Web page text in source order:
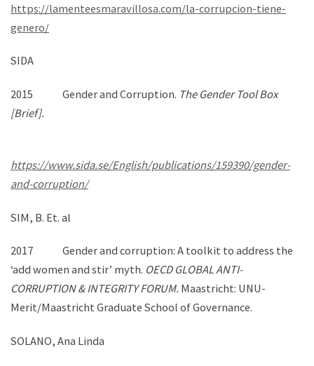
https://lamenteesmaravillosa.com/la-corrupcion-tiene-
genero/
SIDA
2015 Gender and Corruption. The Gender Tool Box
[Brief].
https://www.sida.se/English/publications/159390/gender-
and-corruption/
SIM, B. Et. al
2017 Gender and corruption: A toolkit to address the
‘add women and stir’ myth. OECD GLOBAL ANTI-
CORRUPTION & INTEGRITY FORUM. Maastricht: UNU-
Merit/Maastricht Graduate School of Governance.
SOLANO, Ana Linda